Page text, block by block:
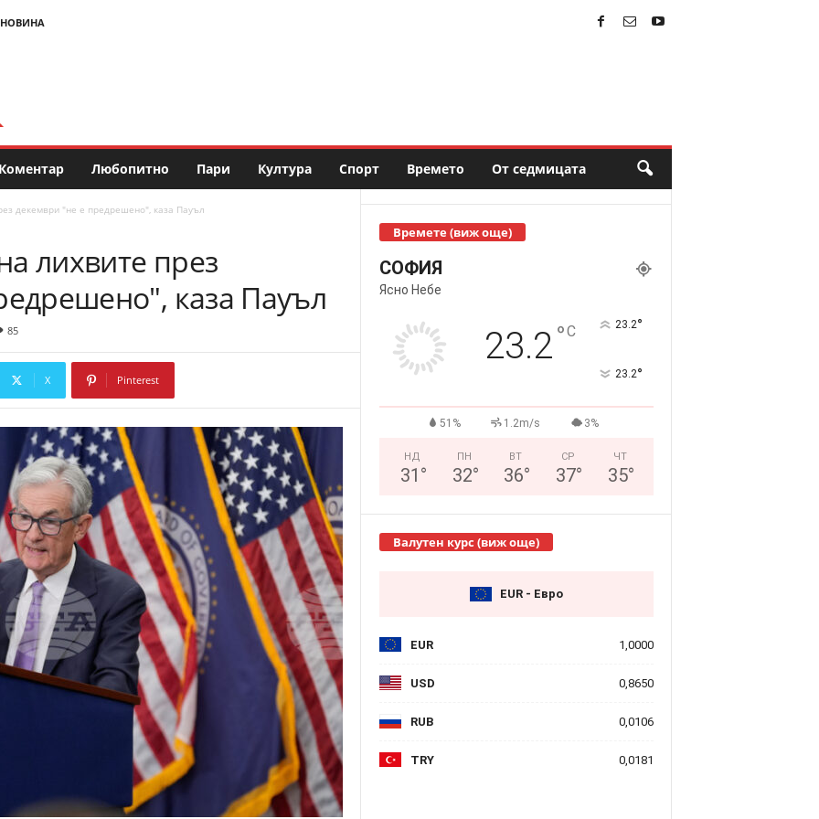
Коментар Любопитно Пари Култура Спорт Времето От седмицата
декември "не е предрешено", каза Пауъл
лихвите през
каза Пауъл
85
X Pinterest
Времете (виж още)
СОФИЯ
Ясно Небе
23.2°C 23.2°
23.2°
51% 1.2m/s 3%
НД
31 °
ПН
32°
ВТ
36°
СР
37°
ЧТ
35°
Валутен курс (виж още)
EUR - Евро
EUR 1,0000
USD 0,8650
RUB 0,0106
TRY 0,0181